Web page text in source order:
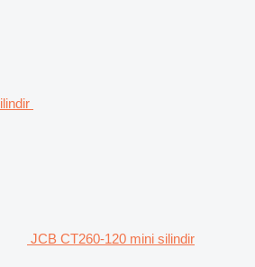
JCB CT260-120 mini silindir